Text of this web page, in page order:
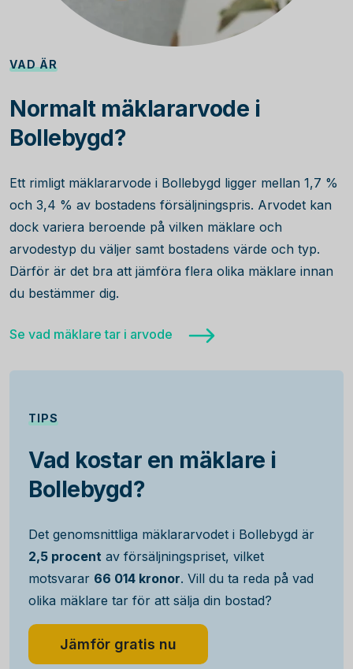
VAD ÄR
Normalt mäklararvode i
Bollebygd?
Ett rimligt mäklararvode i Bollebygd ligger mellan 1,7 %
och 3,4 % av bostadens försäljningspris. Arvodet kan
dock variera beroende på vilken mäklare och
arvodestyp du väljer samt bostadens värde och typ.
Därför är det bra att jämföra flera olika mäklare innan
du bestämmer dig.
Se vad mäklare tar i arvode
TIPS
Vad kostar en mäklare i
Bollebygd?
Det genomsnittliga mäklararvodet i Bollebygd är
2,5 procent av försäljningspriset, vilket
motsvarar 66 014 kronor. Vill du ta reda på vad
olika mäklare tar för att sälja din bostad?
Jämför gratis nu